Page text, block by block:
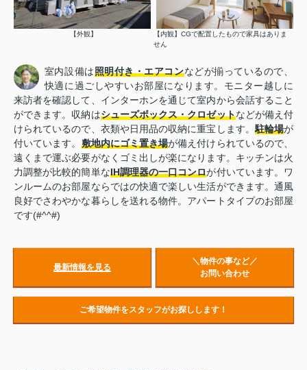
【外観】
【内観】CGで配置したもので家具はありま
せん
室内設備は照明付き・エアコンなどが揃っているので、
快適に過ごしやすいお部屋になります。モニター越しに
来訪者を確認して、インターホンを通じて室内から会話すること
ができます。収納はシューズボックス・クロゼットなどが備え付
けられているので、衣類や日用品の収納に重宝します。駐輪場が
付いています。 敷地内にゴミ置き場が備え付けられているので、
遠くまで運ぶ必要がなくゴミ出しが楽になります。キッチンは火
力調整が比較的簡単なIH調理器の一口コンロが付いています。ワ
ンルームのお部屋ならではの快適で楽しい生活ができます。通風
良好でさわやかな暮らしを送れる物件。アパートタイプのお部屋
です(#^^#)
最新情報を見る
＼物件の事など／
お問い合わせ
ご希望物件をスタッフがお探しします！